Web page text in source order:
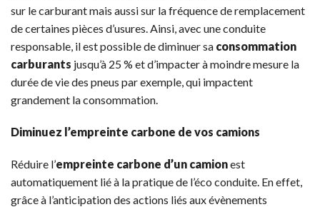
sur le carburant mais aussi sur la fréquence de remplacement
de certaines pièces d’usures. Ainsi, avec une conduite
responsable, il est possible de diminuer sa consommation
carburants jusqu’à 25 % et d’impacter à moindre mesure la
durée de vie des pneus par exemple, qui impactent
grandement la consommation.
Diminuez l’empreinte carbone de vos camions
Réduire l’empreinte carbone d’un camionest
automatiquement lié à la pratique de l’éco conduite. En effet,
grâce à l’anticipation des actions liés aux évènements